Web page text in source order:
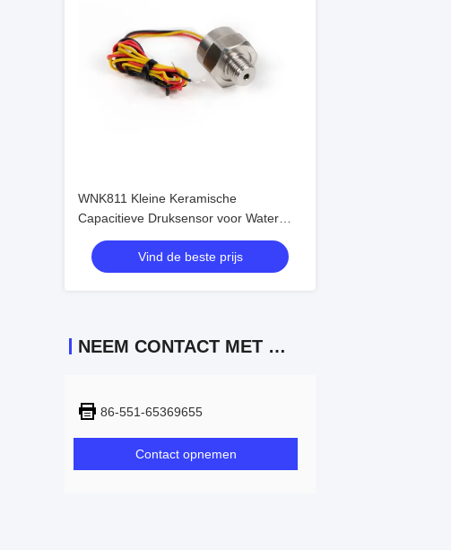
WNK811 Kleine Keramische
Capacitieve Druksensor voor Water
Lucht Gas
Vind de beste prijs
NEEM CONTACT MET ONS OP
86-551-65369655
Contact opnemen